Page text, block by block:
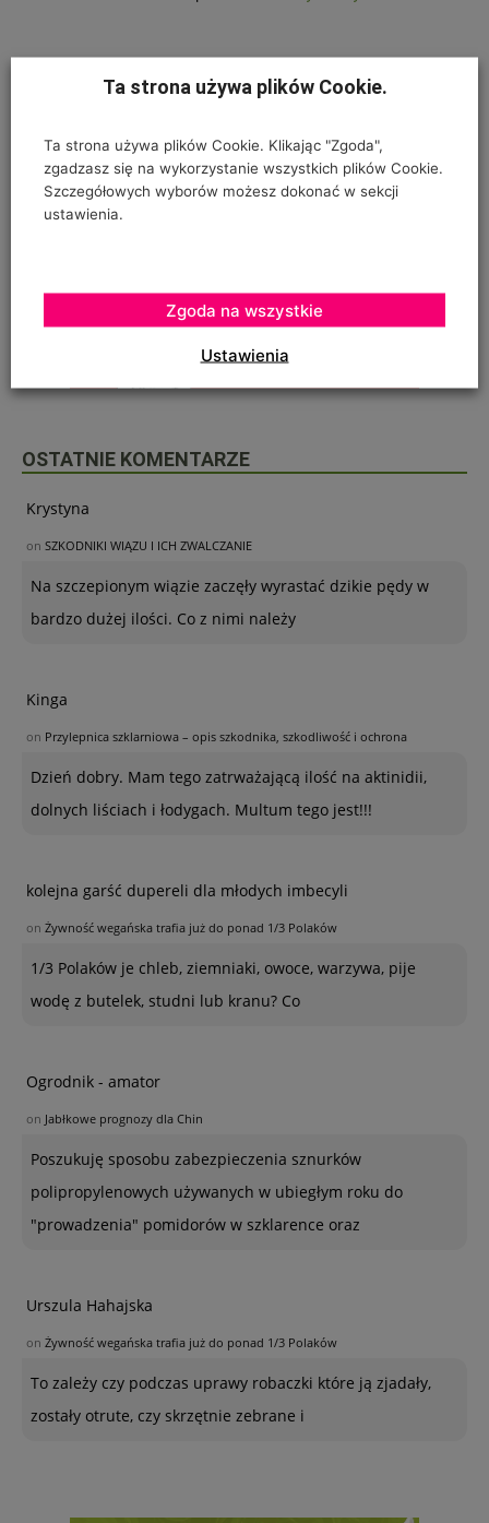
OSTATNIE KOMENTARZE
Krystyna
on SZKODNIKI WIĄZU I ICH ZWALCZANIE
Na szczepionym wiązie zaczęły wyrastać dzikie pędy w
bardzo dużej ilości. Co z nimi należy
Kinga
on Przylepnica szklarniowa – opis szkodnika, szkodliwość i ochrona
Dzień dobry. Mam tego zatrważającą ilość na aktinidii,
dolnych liściach i łodygach. Multum tego jest!!!
kolejna garść dupereli dla młodych imbecyli
on Żywność wegańska trafia już do ponad 1/3 Polaków
1/3 Polaków je chleb, ziemniaki, owoce, warzywa, pije
wodę z butelek, studni lub kranu? Co
Ogrodnik - amator
on Jabłkowe prognozy dla Chin
Poszukuję sposobu zabezpieczenia sznurków
polipropylenowych używanych w ubiegłym roku do
"prowadzenia" pomidorów w szklarence oraz
Urszula Hahajska
on Żywność wegańska trafia już do ponad 1/3 Polaków
To zależy czy podczas uprawy robaczki które ją zjadały,
zostały otrute, czy skrzętnie zebrane i
Ta strona używa plików Cookie.
Ta strona używa plików Cookie. Klikając "Zgoda",
zgadzasz się na wykorzystanie wszystkich plików Cookie.
Szczegółowych wyborów możesz dokonać w sekcji
ustawienia.
Ustawienia
Zgoda na wszystkie